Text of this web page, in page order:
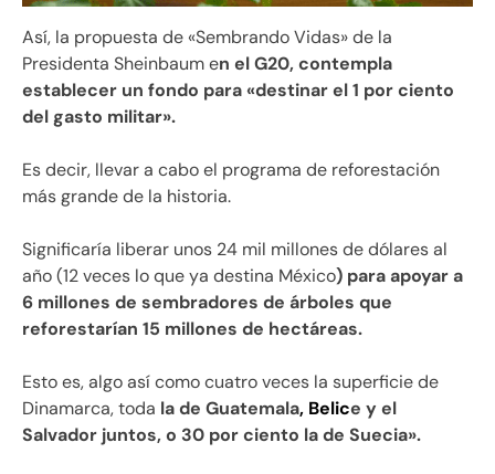
Así, la propuesta de «Sembrando Vidas» de la
Presidenta Sheinbaum en el G20, contempla
establecer un fondo para «destinar el 1 por ciento
del gasto militar».
Es decir, llevar a cabo el programa de reforestación
más grande de la historia.
Significaría liberar unos 24 mil millones de dólares al
año (12 veces lo que ya destina México) para apoyar a
6 millones de sembradores de árboles que
reforestarían 15 millones de hectáreas.
Esto es, algo así como cuatro veces la superficie de
Dinamarca, toda la de Guatemala, Belice y el
Salvador juntos, o 30 por ciento la de Suecia».